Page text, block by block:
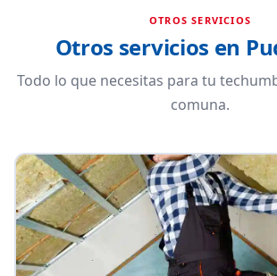
OTROS SERVICIOS
Otros servicios en
Todo lo que necesitas para tu
comuna.